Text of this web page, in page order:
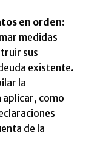
en orden:
medidas
sus
existente.
la
aplicar, como
de la